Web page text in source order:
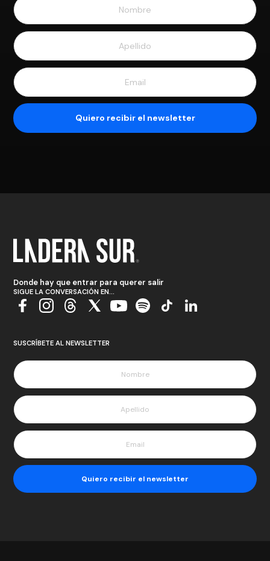
Donde hay que entrar para querer salir
SIGUE LA CONVERSACIÓN EN...
SUSCRÍBETE AL NEWSLETTER